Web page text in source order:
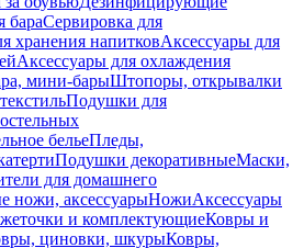
бараСервировка для
хранения напитковАксессуары для
Аксессуары для охлаждения
мини-барыШтопоры, открывалки
Подушки для
бельеПледы,
Подушки декоративныеМаски,
для домашнего
ножи, аксессуарыНожиАксессуары
и комплектующиеКовры и
циновки, шкурыКовры,